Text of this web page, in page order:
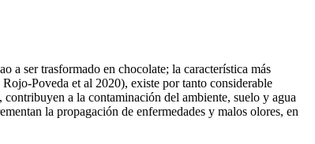
a ser trasformado en chocolate; la característica más
Poveda et al 2020), existe por tanto considerable
a la contaminación del ambiente, suelo y agua
la propagación de enfermedades y malos olores, en